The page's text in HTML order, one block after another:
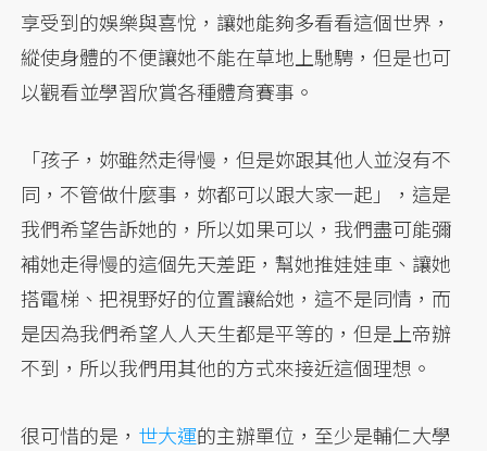
享受到的娛樂與喜悅，讓她能夠多看看這個世界，
縱使身體的不便讓她不能在草地上馳騁，但是也可
以觀看並學習欣賞各種體育賽事。
「孩子，妳雖然走得慢，但是妳跟其他人並沒有不
同，不管做什麼事，妳都可以跟大家一起」，這是
我們希望告訴她的，所以如果可以，我們盡可能彌
補她走得慢的這個先天差距，幫她推娃娃車、讓她
搭電梯、把視野好的位置讓給她，這不是同情，而
是因為我們希望人人天生都是平等的，但是上帝辦
不到，所以我們用其他的方式來接近這個理想。
很可惜的是， 世大運的主辦單位，至少是輔仁大學